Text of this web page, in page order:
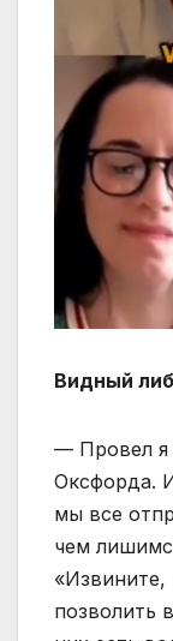
Видный
— Провел я
Оксфорда.
мы все
чем
позволить